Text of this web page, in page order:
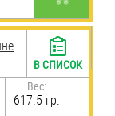
Вес:
617.5 гр.
В СПИСОК